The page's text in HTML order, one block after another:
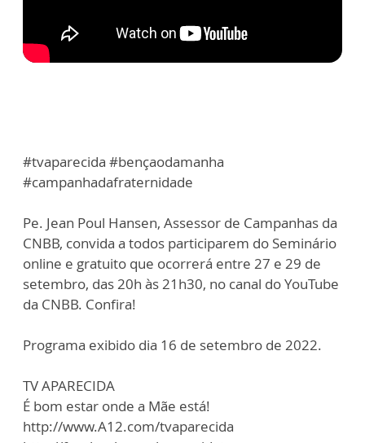
#tvaparecida #bençaodamanha
#campanhadafraternidade
Pe. Jean Poul Hansen, Assessor de Campanhas da
CNBB, convida a todos participarem do Seminário
online e gratuito que ocorrerá entre 27 e 29 de
setembro, das 20h às 21h30, no canal do YouTube
da CNBB. Confira!
Programa exibido dia 16 de setembro de 2022.
TV APARECIDA
É bom estar onde a Mãe está!
http://www.A12.com/tvaparecida